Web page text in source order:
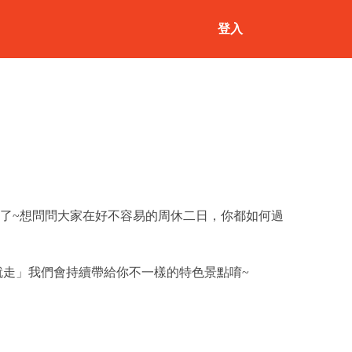
登入
~想問問大家在好不容易的周休二日，你都如何過
」我們會持續帶給你不一樣的特色景點唷~